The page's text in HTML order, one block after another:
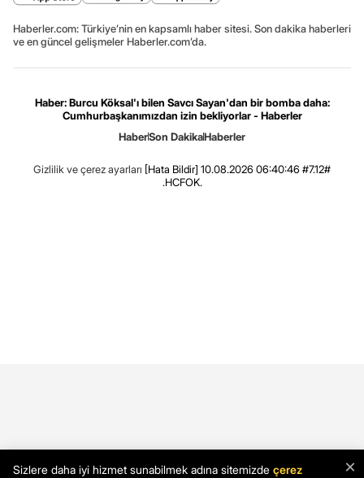
Haberler.com: Türkiye’nin en kapsamlı haber sitesi. Son dakika haberleri
ve en güncel gelişmeler Haberler.com’da.
Haber: Burcu Köksal'ı bilen Savcı Sayan'dan bir bomba daha:
Cumhurbaşkanımızdan izin bekliyorlar - Haberler
HaberSon DakikaHaberler
Gizlilik ve çerez ayarları [Hata Bildir] 10.08.2026 06:40:46 #7.12#
.HCFOK.
×
Sizlere daha iyi hizmet sunabilmek adına sitemizde çerez